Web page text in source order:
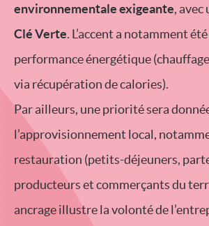
environnementale exigeante,
Clé Verte. L’accent a notamment
performance énergétique
via récupération de calories).
Par ailleurs, une priorité sera
l’approvisionnement local,
restauration (petits-déjeuners,
producteurs et commerçants du
ancrage illustre la volonté de